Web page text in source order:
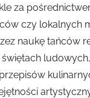
za
czy lokalnych
naukę tańców
ludowych,